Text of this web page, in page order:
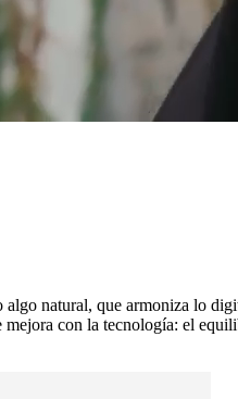
algo natural, que armoniza lo
con la tecnología: el